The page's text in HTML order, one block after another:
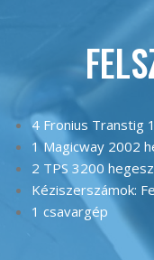
4 Fronius Transtig
1 Magicway 2002
2 TPS 3200
Kéziszerszámok:
1 csavargép